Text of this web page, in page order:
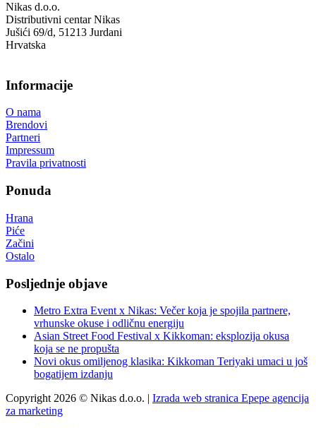
Nikas d.o.o.
Distributivni centar Nikas
Jušići 69/d, 51213 Jurdani
Hrvatska
Informacije
O nama
Brendovi
Partneri
Impressum
Pravila privatnosti
Ponuda
Hrana
Piće
Začini
Ostalo
Posljednje objave
Metro Extra Event x Nikas: Večer koja je spojila partnere,
vrhunske okuse i odličnu energiju
Asian Street Food Festival x Kikkoman: eksplozija okusa
koja se ne propušta
Novi okus omiljenog klasika: Kikkoman Teriyaki umaci u još
bogatijem izdanju
Copyright 2026 © Nikas d.o.o. | Izrada web stranica Epepe agencija
za marketing